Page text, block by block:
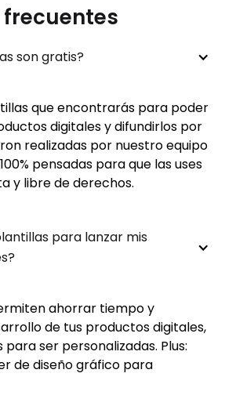
son gratis?
que encontrarás para poder
digitales y difundirlos por
realizadas por nuestro equipo
pensadas para que las uses
y libre de derechos.
para lanzar mis
ahorrar tiempo y
de tus productos digitales,
ser personalizadas. Plus:
de diseño gráfico para